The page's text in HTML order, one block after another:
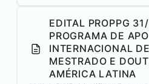
EDITAL PROPPG
PROGRAMA DE
INTERNACIONAL
MESTRADO E
AMÉRICA LATINA